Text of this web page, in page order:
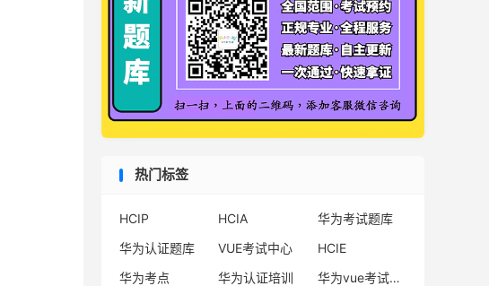
热门标签
HCIP HCIA
华为考试题库
华为认证题库
VUE考试中心
HCIE
华为考点
华为认证培训
华为vue考试中心